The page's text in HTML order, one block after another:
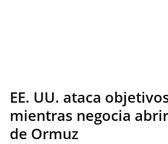
EE. UU. ataca
mientras negocia
de Ormuz